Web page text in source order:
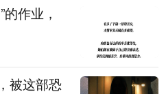
作业，
被这部恐